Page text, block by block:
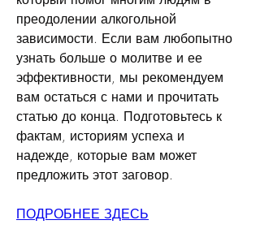
преодолении алкогольной
зависимости. Если вам любопытно
узнать больше о молитве и ее
эффективности, мы рекомендуем
вам остаться с нами и прочитать
статью до конца. Подготовьтесь к
фактам, историям успеха и
надежде, которые вам может
предложить этот заговор.
ПОДРОБНЕЕ ЗДЕСЬ